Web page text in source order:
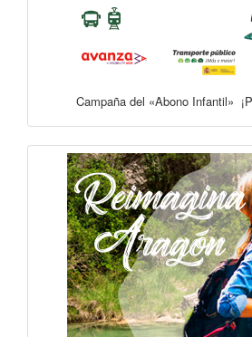
Campaña del «Abono Infantil»